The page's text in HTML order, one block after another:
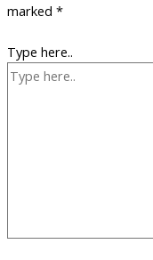
marked *
Type here..